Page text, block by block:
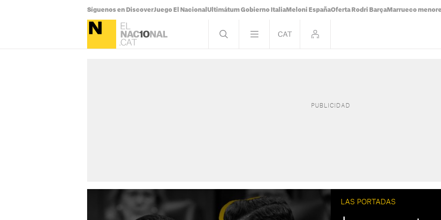
Síguenos en DiscoverJuego El Nacional Ultimátum Gobierno Italia Meloni EspañaOferta Rodri Barça Marrueco
LAS PORTADAS